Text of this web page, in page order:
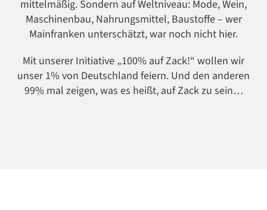
mittelmäßig. Sondern auf Weltniveau: Mode, Wein,
Maschinenbau, Nahrungsmittel, Baustoffe – wer
Mainfranken unterschätzt, war noch nicht hier.
Mit unserer Initiative „100% auf Zack!“ wollen wir
unser 1% von Deutschland feiern. Und den anderen
99% mal zeigen, was es heißt, auf Zack zu sein…